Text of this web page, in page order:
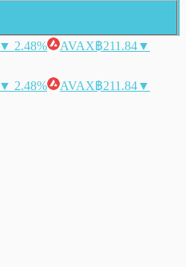
▼ 2.48% AVAX฿211.84▼
▼ 2.48% AVAX฿211.84▼